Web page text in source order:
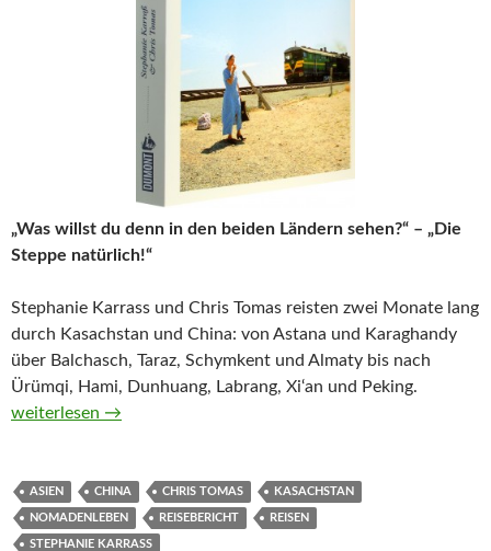
„Was willst du denn in den beiden Ländern sehen?“ – „Die
Steppe natürlich!“
Stephanie Karrass und Chris Tomas reisten zwei Monate lang
durch Kasachstan und China: von Astana und Karaghandy
über Balchasch, Taraz, Schymkent und Almaty bis nach
Ürümqi, Hami, Dunhuang, Labrang, Xi‘an und Peking.
Nächster Halt: Steppe von Stephanie Karrass und Chris Tomas
weiterlesen →
ASIEN CHINA CHRIS TOMAS KASACHSTAN
NOMADENLEBEN REISEBERICHT REISEN
STEPHANIE KARRASS